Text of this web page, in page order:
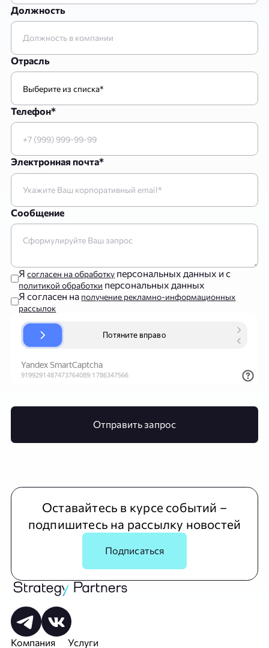
Должность
Отрасль
Телефон*
Электронная почта*
Сообщение
Ясогласен на обработку персональных данных и с
политикой обработки персональных данных
Я согласен на получение рекламно-информационных
рассылок
Отправить запрос
Компания Услуги
Оставайтесь в курсе событий –
подпишитесь на рассылку новостей
Подписаться